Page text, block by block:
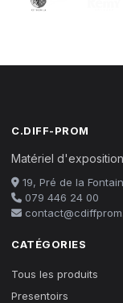
C.DIFF-PROM
Matériel
19, Pré de la
079 446 24 00
CATÉGORIES
Tous les produits
Presentoirs